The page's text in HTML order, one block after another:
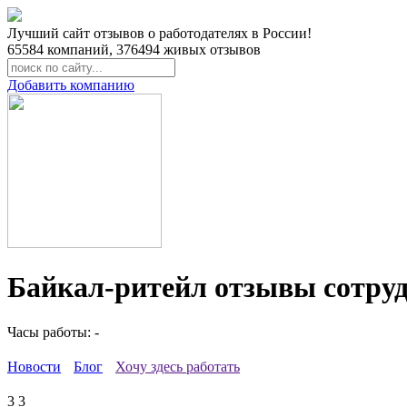
Лучший сайт отзывов о работодателях в России!
65584 компаний, 376494 живых отзывов
Добавить компанию
Байкал-ритейл отзывы
Часы работы: -
Новости Блог Хочу здесь работать
3 3